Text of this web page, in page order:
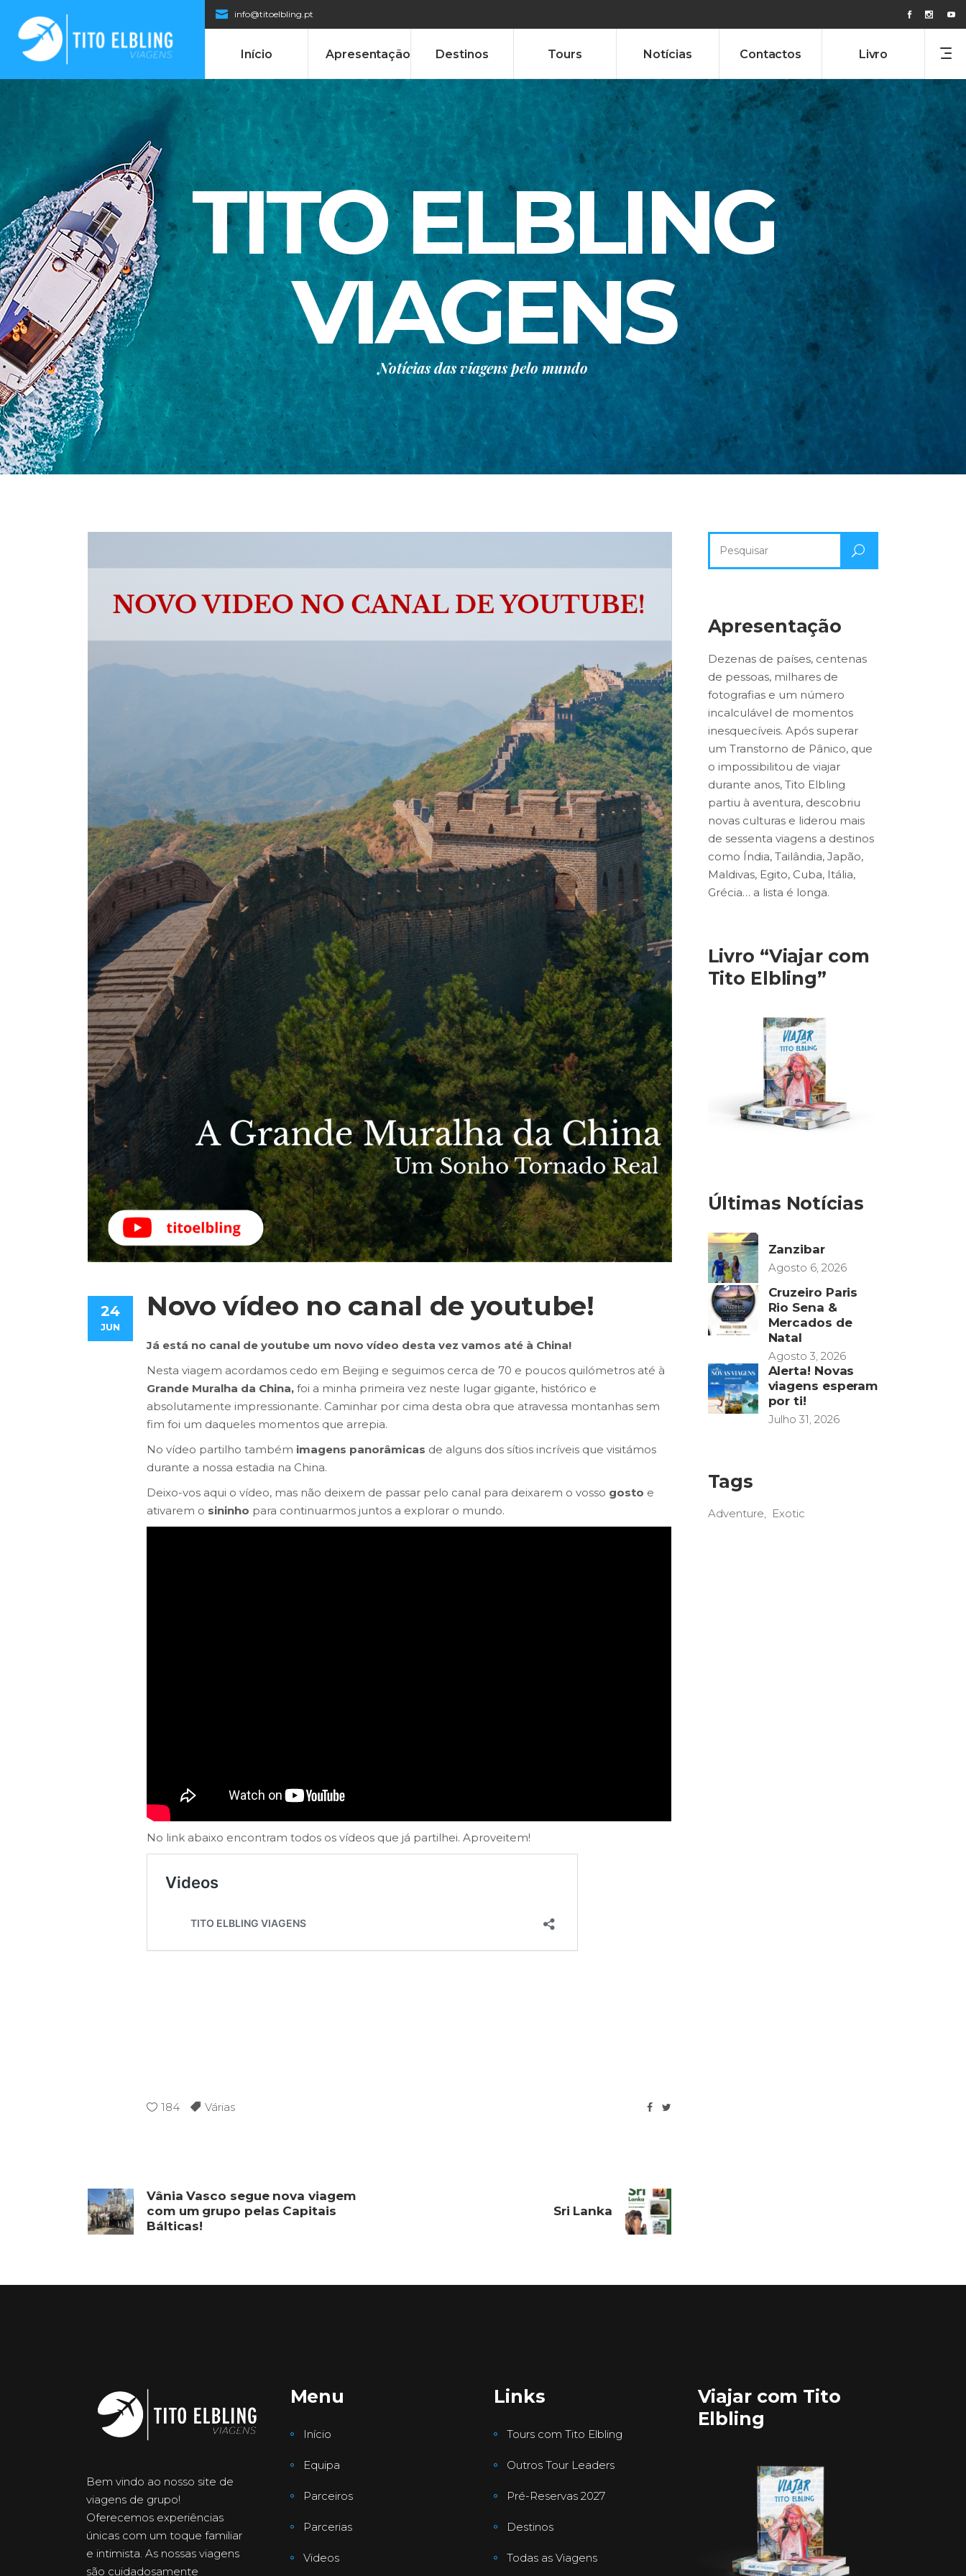
info@titoelbling.pt
Início Apresentação Destinos Tours Notícias Contactos Livro
TITO ELBLING
VIAGENS
Notícias das viagens pelo mundo
24
JUN
Novo vídeo no canal de youtube!
Já está no canal de youtube um novo vídeo desta vez vamos até à China!
Nesta viagem acordamos cedo em Beijing e seguimos cerca de 70 e poucos quilómetros até à
Grande Muralha da China, foi a minha primeira vez neste lugar gigante, histórico e
absolutamente impressionante. Caminhar por cima desta obra que atravessa montanhas sem
fim foi um daqueles momentos que arrepia.
No vídeo partilho também imagens panorâmicas de alguns dos sítios incríveis que visitámos
durante a nossa estadia na China.
Deixo-vos aqui o vídeo, mas não deixem de passar pelo canal para deixarem o vosso gosto e
ativarem o sininho para continuarmos juntos a explorar o mundo.
No link abaixo encontram todos os vídeos que já partilhei. Aproveitem!
184 Várias
Vânia Vasco segue nova viagem
com um grupo pelas Capitais
Bálticas!
Sri Lanka
por:
Apresentação
Dezenas de países, centenas
de pessoas, milhares de
fotografias e um número
incalculável de momentos
inesquecíveis. Após superar
um Transtorno de Pânico, que
o impossibilitou de viajar
durante anos, Tito Elbling
partiu à aventura, descobriu
novas culturas e liderou mais
de sessenta viagens a destinos
como Índia, Tailândia, Japão,
Maldivas, Egito, Cuba, Itália,
Grécia… a lista é longa.
Livro “Viajar com
Tito Elbling”
Últimas Notícias
Zanzibar
Agosto 6, 2026
Cruzeiro Paris
Rio Sena &
Mercados de
Natal
Agosto 3, 2026
Alerta! Novas
viagens esperam
por ti!
Julho 31, 2026
Tags
Adventure Exotic
Bem vindo ao nosso site de
viagens de grupo!
Oferecemos experiências
únicas com um toque familiar
e intimista. As nossas viagens
são cuidadosamente
Menu
Início
Equipa
Parceiros
Parcerias
Videos
Links
Tours com Tito Elbling
Outros Tour Leaders
Pré-Reservas 2027
Destinos
Todas as Viagens
Viajar com Tito
Elbling